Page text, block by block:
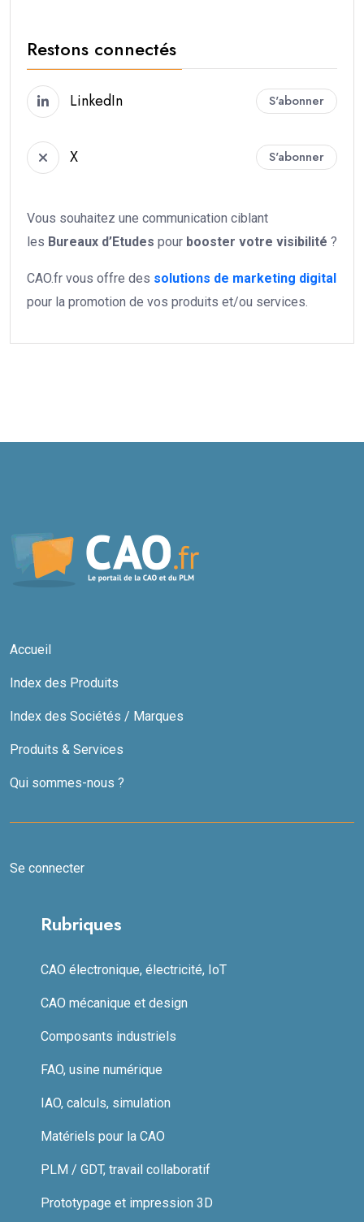
Restons connectés
LinkedIn S'abonner
X S'abonner
Vous souhaitez une communication ciblant
les Bureaux d’Etudes pour booster votre visibilité ?
CAO.fr vous offre des solutions de marketing digital
pour la promotion de vos produits et/ou services.
Accueil
Index des Produits
Index des Sociétés / Marques
Produits & Services
Qui sommes-nous ?
Se connecter
Rubriques
CAO électronique, électricité, IoT
CAO mécanique et design
Composants industriels
FAO, usine numérique
IAO, calculs, simulation
Matériels pour la CAO
PLM / GDT, travail collaboratif
Prototypage et impression 3D